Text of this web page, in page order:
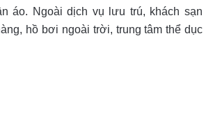
áo. Ngoài dịch vụ lưu trú, khách sạn
hồ bơi ngoài trời, trung tâm thể dục